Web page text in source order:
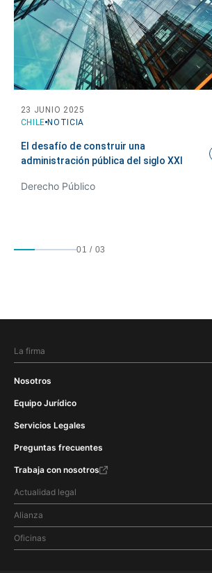
CHILE NOTICIA
23 JUNIO 2025
El desafío de construir una
administración pública del siglo XXI
Derecho Público
01 / 03
La firma
Nosotros
Equipo Jurídico
Servicios Legales
Preguntas frecuentes
Trabaja con nosotros
Actualidad legal
Alianza
Oficinas